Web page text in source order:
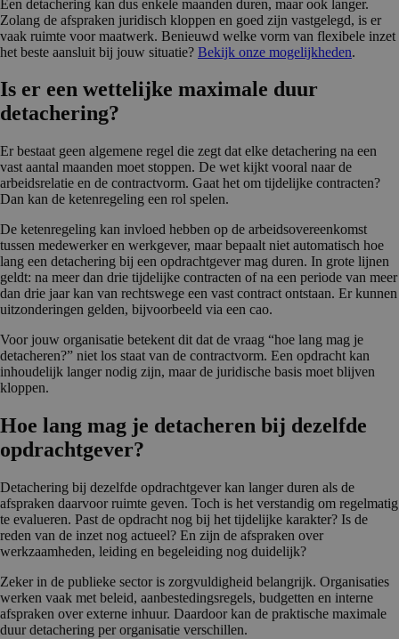
Een detachering kan dus enkele maanden duren, maar ook langer.
Zolang de afspraken juridisch kloppen en goed zijn vastgelegd, is er
vaak ruimte voor maatwerk. Benieuwd welke vorm van flexibele inzet
het beste aansluit bij jouw situatie? Bekijk onze mogelijkheden.
Is er een wettelijke maximale duur
detachering?
Er bestaat geen algemene regel die zegt dat elke detachering na een
vast aantal maanden moet stoppen. De wet kijkt vooral naar de
arbeidsrelatie en de contractvorm. Gaat het om tijdelijke contracten?
Dan kan de ketenregeling een rol spelen.
De ketenregeling kan invloed hebben op de arbeidsovereenkomst
tussen medewerker en werkgever, maar bepaalt niet automatisch hoe
lang een detachering bij een opdrachtgever mag duren. In grote lijnen
geldt: na meer dan drie tijdelijke contracten of na een periode van meer
dan drie jaar kan van rechtswege een vast contract ontstaan. Er kunnen
uitzonderingen gelden, bijvoorbeeld via een cao.
Voor jouw organisatie betekent dit dat de vraag “hoe lang mag je
detacheren?” niet los staat van de contractvorm. Een opdracht kan
inhoudelijk langer nodig zijn, maar de juridische basis moet blijven
kloppen.
Hoe lang mag je detacheren bij dezelfde
opdracht­gever?
Detachering bij dezelfde opdrachtgever kan langer duren als de
afspraken daarvoor ruimte geven. Toch is het verstandig om regelmatig
te evalueren. Past de opdracht nog bij het tijdelijke karakter? Is de
reden van de inzet nog actueel? En zijn de afspraken over
werkzaamheden, leiding en begeleiding nog duidelijk?
Zeker in de publieke sector is zorgvuldigheid belangrijk. Organisaties
werken vaak met beleid, aanbestedingsregels, budgetten en interne
afspraken over externe inhuur. Daardoor kan de praktische maximale
duur detachering per organisatie verschillen.